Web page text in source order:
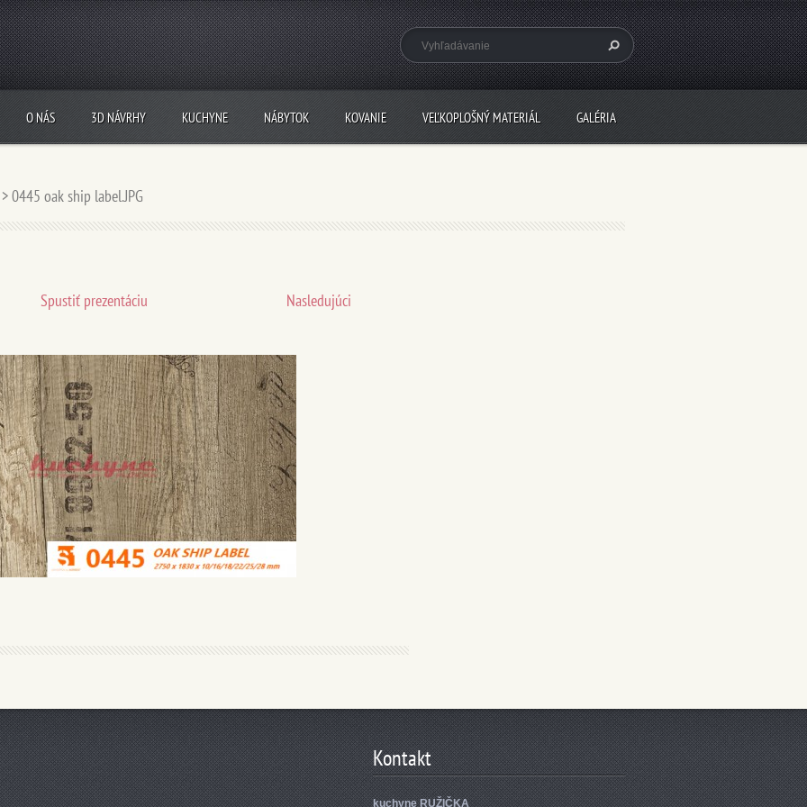
O NÁS 3D NÁVRHY KUCHYNE NÁBYTOK KOVANIE VEĽKOPLOŠNÝ MATERIÁL GALÉRIA
>0445 oak ship label.JPG
Spustiť prezentáciu Nasledujúci
Kontakt
kuchyne RUŽIČKA